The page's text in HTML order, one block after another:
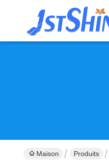
Maison Produits